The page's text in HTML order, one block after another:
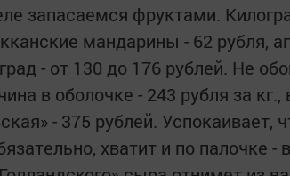
запасаемся фруктами.
мандарины - 62 рубля,
- от 130 до 176 рублей. Не
в оболочке - 243 рубля за
- 375 рублей. Успокаивает,
хватит и по палочке